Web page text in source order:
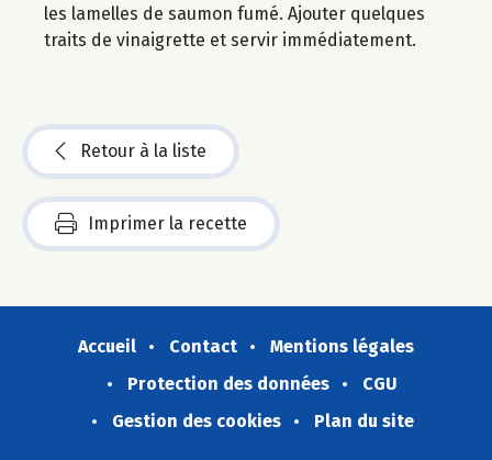
les lamelles de saumon fumé. Ajouter quelques
traits de vinaigrette et servir immédiatement.
Retour à la liste
Imprimer la recette
Accueil Contact
Mentions légales
Protection des données
CGU
Gestion des cookies
Plan du site